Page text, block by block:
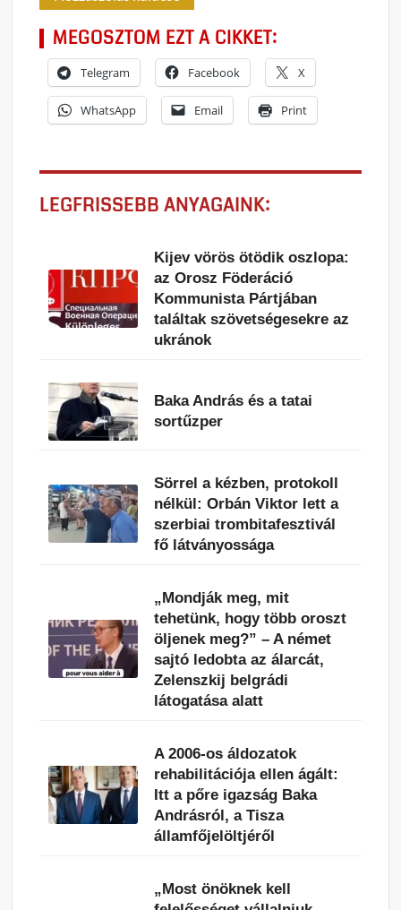
MEGOSZTOM EZT A CIKKET:
Telegram Facebook X
WhatsApp Email Print
LEGFRISSEBB ANYAGAINK:
Kijev vörös ötödik oszlopa:
az Orosz Föderáció
Kommunista Pártjában
találtak szövetségesekre az
ukránok
Baka András és a tatai
sortűzper
Sörrel a kézben, protokoll
nélkül: Orbán Viktor lett a
szerbiai trombitafesztivál
fő látványossága
„Mondják meg, mit
tehetünk, hogy több oroszt
öljenek meg?” – A német
sajtó ledobta az álarcát,
Zelenszkij belgrádi
látogatása alatt
A 2006-os áldozatok
rehabilitációja ellen ágált:
Itt a pőre igazság Baka
Andrásról, a Tisza
államfőjelöltjéről
„Most önöknek kell